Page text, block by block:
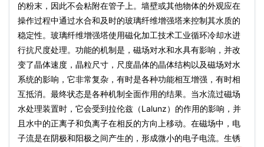
的粉末，因此不会粘附在管子上。墙壁或其他物体的外观应在
操作过程中通过水合和及时的玻璃纤维增​​强塔来控制其水质的
稳定性。玻璃纤维增​​强塔使用磁化加工技术工业循环冷却水进
行抗尺度处理。功能的机制是，磁场对水和水具有影响，并改
变了晶体速度，晶粒尺寸，尺度晶体的晶体结构以及磁场对水
系统的影响，它非常复杂，有时是各种功能相互增强，有时相
互抵消。最终状态是各种机制全面作用的结果。当水流过磁场
水处理装置时，它会受到拉伦兹（Lalunz）的作用的影响，并
且水中的正离子和负离子在相反的方向上移动。在磁场中，电
子流是在阴极和阳极之间产生的，形成微小的电子电流。生锈